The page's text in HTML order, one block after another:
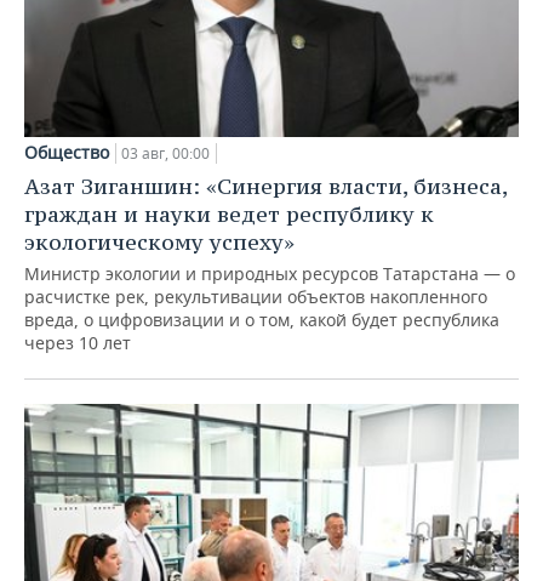
Общество 03 авг, 00:00
Азат Зиганшин: «Синергия власти, бизнеса,
граждан и науки ведет республику к
экологическому успеху»
Министр экологии и природных ресурсов Татарстана — о
расчистке рек, рекультивации объектов накопленного
вреда, о цифровизации и о том, какой будет республика
через 10 лет